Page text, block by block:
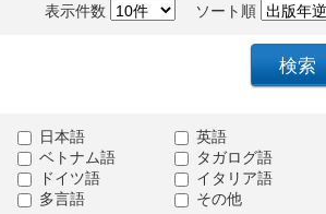
表示件数 ソート順
日本語
英語
ベトナム語
タガログ語
ドイツ語
イタリア語
多言語
その他